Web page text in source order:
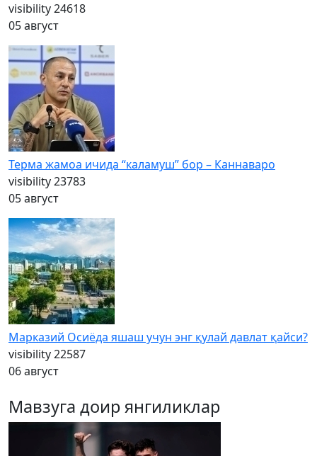
visibility24618
05 август
Терма жамоа ичида “каламуш” бор – Каннаваро
visibility23783
05 август
Марказий Осиёда яшаш учун энг қулай давлат қайси?
visibility22587
06 август
Мавзуга доир янгиликлар